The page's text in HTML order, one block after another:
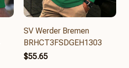
SV Werder Bremen
BRHCT3FSDGEH1303
$55.65